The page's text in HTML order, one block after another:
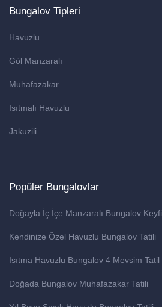
Bungalov Tipleri
Havuzlu
Göl Manzaralı
Muhafazakar
Isıtmalı Havuzlu
Jakuzili
Popüler Bungalovlar
Doğayla İç İçe Manzaralı Bungalov Keyfi
Kendinize Özel Havuzlu Bungalov Tatili
Isıtma Havuzlu Bungalov 4 Mevsim Tatil
Doğada Bungalov Muhafazakar Tatili